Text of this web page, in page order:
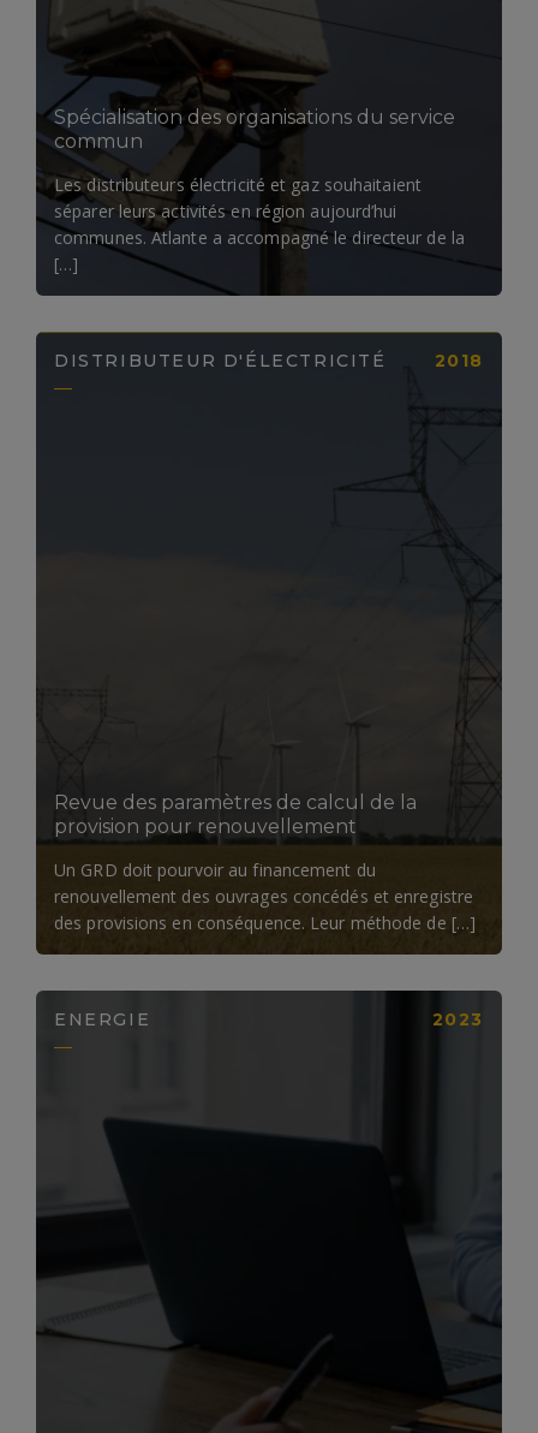
Spécialisation des organisations du service
commun
Les distributeurs électricité et gaz souhaitaient
séparer leurs activités en région aujourd’hui
communes. Atlante a accompagné le directeur de la
[…]
DISTRIBUTEUR D'ÉLECTRICITÉ 2018
Revue des paramètres de calcul de la
provision pour renouvellement
Un GRD doit pourvoir au financement du
renouvellement des ouvrages concédés et enregistre
des provisions en conséquence. Leur méthode de […]
ENERGIE 2023